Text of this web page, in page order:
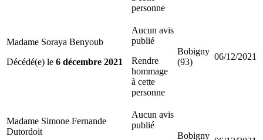
personne
Madame Soraya Benyoub
Décédé(e) le 6 décembre 2021
Aucun avis
publié
Rendre
hommage
à cette
personne
Bobigny
(93)
06/12/2021
Madame Simone Fernande
Dutordoit
Aucun avis
publié
Bobigny